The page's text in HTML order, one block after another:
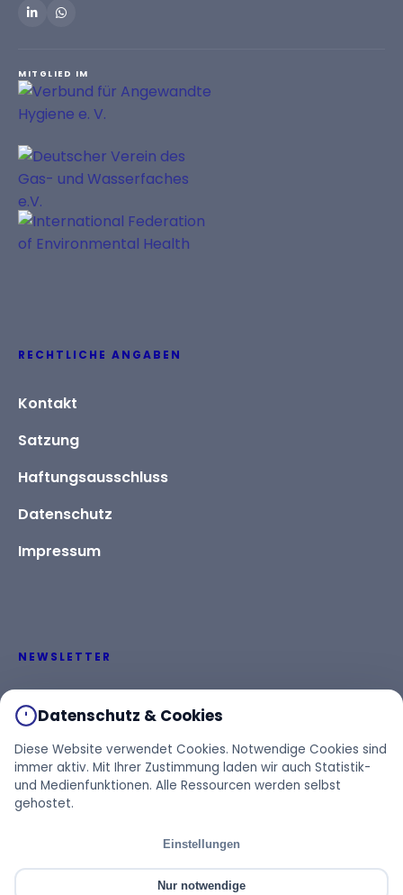
MITGLIED IM
RECHTLICHE ANGABEN
Kontakt
Satzung
Haftungsausschluss
Datenschutz
Impressum
NEWSLETTER
Bleiben Sie informiert über aktuelle Themen und
Veranstaltungen.
Datenschutz & Cookies
Diese Website verwendet Cookies. Notwendige Cookies sind
immer aktiv. Mit Ihrer Zustimmung laden wir auch Statistik-
und Medienfunktionen. Alle Ressourcen werden selbst
gehostet.
Einstellungen
Nur notwendige